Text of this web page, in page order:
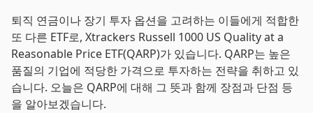
퇴직 연금이나 장기 투자 옵션을 고려하는 이들에게 적합한
또 다른 ETF로, Xtrackers Russell 1000 US Quality at a
Reasonable Price ETF(QARP)가 있습니다. QARP는 높은
품질의 기업에 적당한 가격으로 투자하는 전략을 취하고 있
습니다. 오늘은 QARP에 대해 그 뜻과 함께 장점과 단점 등
을 알아보겠습니다.